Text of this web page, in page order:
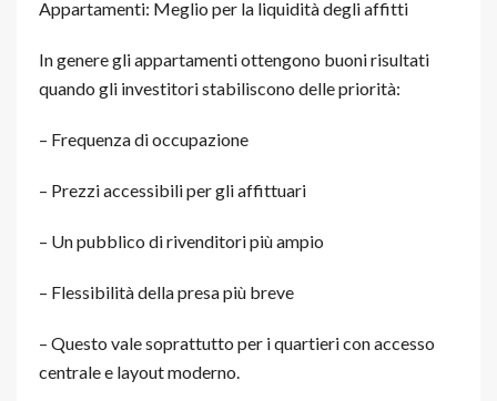
Appartamenti: Meglio per la liquidità degli affitti
In genere gli appartamenti ottengono buoni risultati
quando gli investitori stabiliscono delle priorità:
– Frequenza di occupazione
– Prezzi accessibili per gli affittuari
– Un pubblico di rivenditori più ampio
– Flessibilità della presa più breve
– Questo vale soprattutto per i quartieri con accesso
centrale e layout moderno.